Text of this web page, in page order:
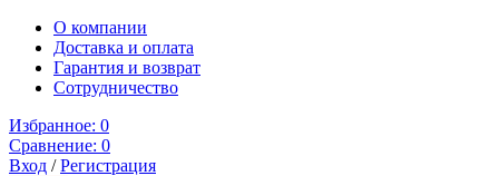
О компании
Доставка и оплата
Гарантия и возврат
Сотрудничество
Избранное: 0
Сравнение: 0
Вход /Регистрация